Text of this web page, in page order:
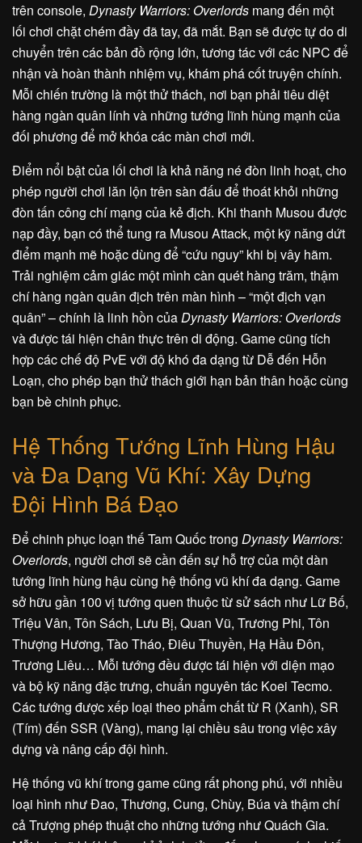
trên console, Dynasty Warriors: Overlords mang đến một
lối chơi chặt chém đầy đã tay, đã mắt. Bạn sẽ được tự do di
chuyển trên các bản đồ rộng lớn, tương tác với các NPC để
nhận và hoàn thành nhiệm vụ, khám phá cốt truyện chính.
Mỗi chiến trường là một thử thách, nơi bạn phải tiêu diệt
hàng ngàn quân lính và những tướng lĩnh hùng mạnh của
đối phương để mở khóa các màn chơi mới.
Điểm nổi bật của lối chơi là khả năng né đòn linh hoạt, cho
phép người chơi lăn lộn trên sàn đấu để thoát khỏi những
đòn tấn công chí mạng của kẻ địch. Khi thanh Musou được
nạp đầy, bạn có thể tung ra Musou Attack, một kỹ năng dứt
điểm mạnh mẽ hoặc dùng để “cứu nguy” khi bị vây hãm.
Trải nghiệm cảm giác một mình càn quét hàng trăm, thậm
chí hàng ngàn quân địch trên màn hình – “một địch vạn
quân” – chính là linh hồn củaDynasty Warriors: Overlords
và được tái hiện chân thực trên di động. Game cũng tích
hợp các chế độ PvE với độ khó đa dạng từ Dễ đến Hỗn
Loạn, cho phép bạn thử thách giới hạn bản thân hoặc cùng
bạn bè chinh phục.
Hệ Thống Tướng Lĩnh Hùng Hậu
và Đa Dạng Vũ Khí: Xây Dựng
Đội Hình Bá Đạo
Để chinh phục loạn thế Tam Quốc trong Dynasty Warriors:
Overlords, người chơi sẽ cần đến sự hỗ trợ của một dàn
tướng lĩnh hùng hậu cùng hệ thống vũ khí đa dạng. Game
sở hữu gần 100 vị tướng quen thuộc từ sử sách như Lữ Bố,
Triệu Vân, Tôn Sách, Lưu Bị, Quan Vũ, Trương Phi, Tôn
Thượng Hương, Tào Tháo, Điêu Thuyền, Hạ Hầu Đôn,
Trương Liêu… Mỗi tướng đều được tái hiện với diện mạo
và bộ kỹ năng đặc trưng, chuẩn nguyên tác Koei Tecmo.
Các tướng được xếp loại theo phẩm chất từ R (Xanh), SR
(Tím) đến SSR (Vàng), mang lại chiều sâu trong việc xây
dựng và nâng cấp đội hình.
Hệ thống vũ khí trong game cũng rất phong phú, với nhiều
loại hình như Đao, Thương, Cung, Chùy, Búa và thậm chí
cả Trượng phép thuật cho những tướng như Quách Gia.